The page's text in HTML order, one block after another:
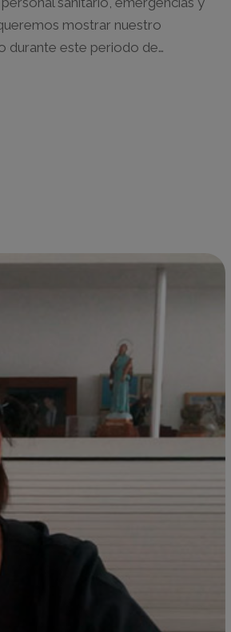
mostrar nuestro
durante este periodo de…